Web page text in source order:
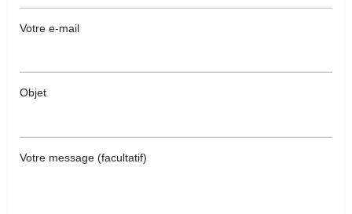
Votre e-mail
Objet
Votre message (facultatif)